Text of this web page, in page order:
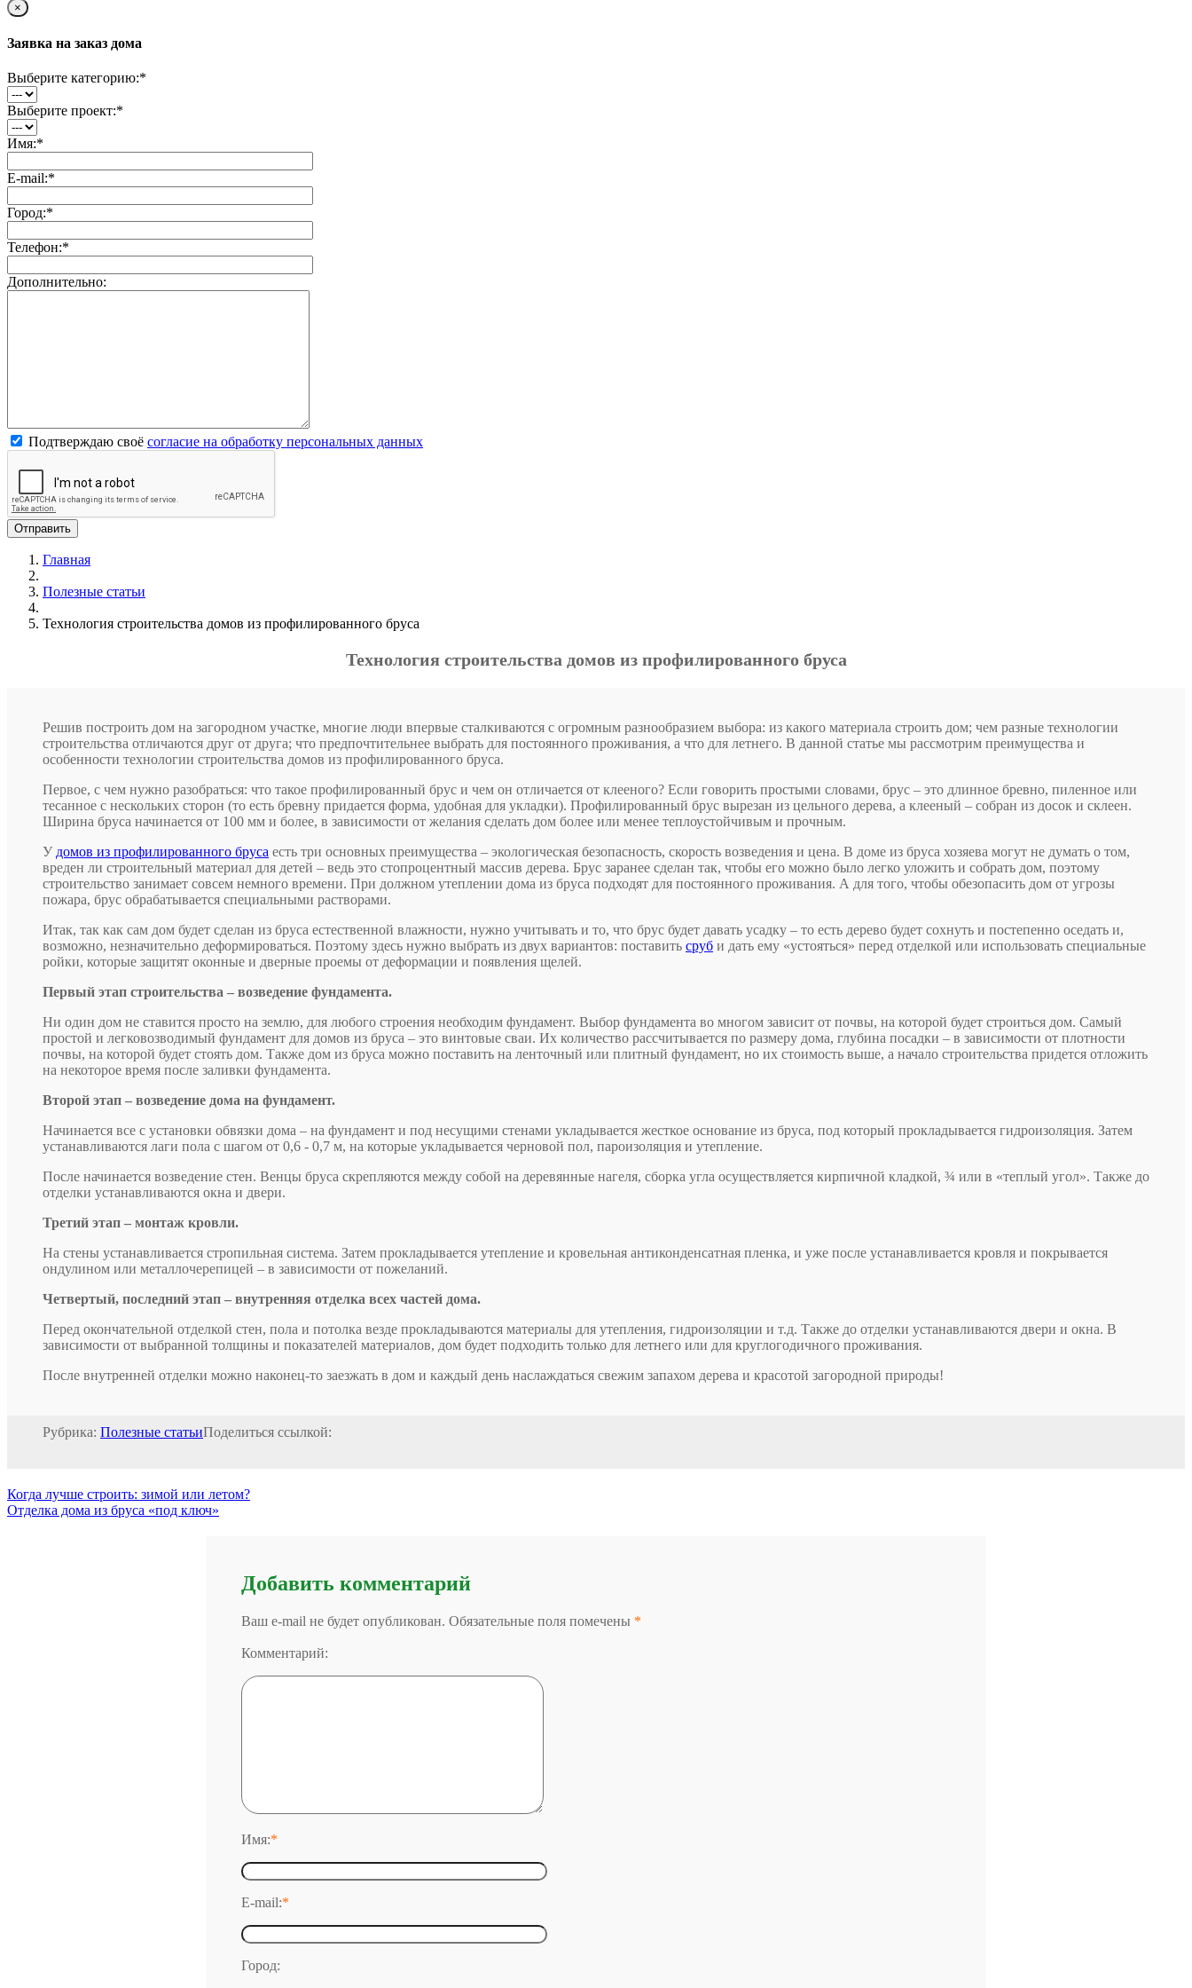
×
Заявка на заказ дома
Выберите категорию:*
Выберите проект:*
Имя:*
E-mail:*
Город:*
Телефон:*
Дополнительно:
Подтверждаю своё согласие на обработку персональных данных
Главная
Полезные статьи
Технология строительства домов из профилированного бруса
Технология строительства домов из профилированного бруса
Решив построить дом на загородном участке, многие люди впервые сталкиваются с огромным разнообразием выбора: из какого материала строить дом; чем разные технологии
строительства отличаются друг от друга; что предпочтительнее выбрать для постоянного проживания, а что для летнего. В данной статье мы рассмотрим преимущества и
особенности технологии строительства домов из профилированного бруса.
Первое, с чем нужно разобраться: что такое профилированный брус и чем он отличается от клееного? Если говорить простыми словами, брус – это длинное бревно, пиленное или
тесанное с нескольких сторон (то есть бревну придается форма, удобная для укладки). Профилированный брус вырезан из цельного дерева, а клееный – собран из досок и склеен.
Ширина бруса начинается от 100 мм и более, в зависимости от желания сделать дом более или менее теплоустойчивым и прочным.
У домов из профилированного бруса есть три основных преимущества – экологическая безопасность, скорость возведения и цена. В доме из бруса хозяева могут не думать о том,
вреден ли строительный материал для детей – ведь это стопроцентный массив дерева. Брус заранее сделан так, чтобы его можно было легко уложить и собрать дом, поэтому
строительство занимает совсем немного времени. При должном утеплении дома из бруса подходят для постоянного проживания. А для того, чтобы обезопасить дом от угрозы
пожара, брус обрабатывается специальными растворами.
Итак, так как сам дом будет сделан из бруса естественной влажности, нужно учитывать и то, что брус будет давать усадку – то есть дерево будет сохнуть и постепенно оседать и,
возможно, незначительно деформироваться. Поэтому здесь нужно выбрать из двух вариантов: поставить сруб и дать ему «устояться» перед отделкой или использовать специальные
ройки, которые защитят оконные и дверные проемы от деформации и появления щелей.
Первый этап строительства – возведение фундамента.
Ни один дом не ставится просто на землю, для любого строения необходим фундамент. Выбор фундамента во многом зависит от почвы, на которой будет строиться дом. Самый
простой и легковозводимый фундамент для домов из бруса – это винтовые сваи. Их количество рассчитывается по размеру дома, глубина посадки – в зависимости от плотности
почвы, на которой будет стоять дом. Также дом из бруса можно поставить на ленточный или плитный фундамент, но их стоимость выше, а начало строительства придется отложить
на некоторое время после заливки фундамента.
Второй этап – возведение дома на фундамент.
Начинается все с установки обвязки дома – на фундамент и под несущими стенами укладывается жесткое основание из бруса, под который прокладывается гидроизоляция. Затем
устанавливаются лаги пола с шагом от 0,6 - 0,7 м, на которые укладывается черновой пол, пароизоляция и утепление.
После начинается возведение стен. Венцы бруса скрепляются между собой на деревянные нагеля, сборка угла осуществляется кирпичной кладкой, ¾ или в «теплый угол». Также до
отделки устанавливаются окна и двери.
Третий этап – монтаж кровли.
На стены устанавливается стропильная система. Затем прокладывается утепление и кровельная антиконденсатная пленка, и уже после устанавливается кровля и покрывается
ондулином или металлочерепицей – в зависимости от пожеланий.
Четвертый, последний этап – внутренняя отделка всех частей дома.
Перед окончательной отделкой стен, пола и потолка везде прокладываются материалы для утепления, гидроизоляции и т.д. Также до отделки устанавливаются двери и окна. В
зависимости от выбранной толщины и показателей материалов, дом будет подходить только для летнего или для круглогодичного проживания.
После внутренней отделки можно наконец-то заезжать в дом и каждый день наслаждаться свежим запахом дерева и красотой загородной природы!
Рубрика: Полезные статьиПоделиться ссылкой:
Когда лучше строить: зимой или летом?
Отделка дома из бруса «под ключ»
Добавить комментарий
Ваш e-mail не будет опубликован. Обязательные поля помечены *
Комментарий:
Имя:*
E-mail:*
Город: